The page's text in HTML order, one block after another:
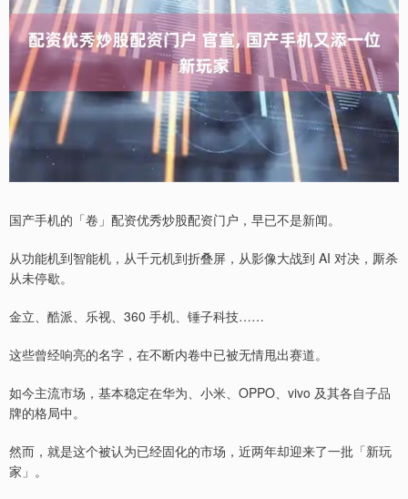
国产手机的「卷」配资优秀炒股配资门户，早已不是新闻。
从功能机到智能机，从千元机到折叠屏，从影像大战到 AI 对决，厮杀
从未停歇。
金立、酷派、乐视、360 手机、锤子科技……
这些曾经响亮的名字，在不断内卷中已被无情甩出赛道。
如今主流市场，基本稳定在华为、小米、OPPO、vivo 及其各自子品
牌的格局中。
然而，就是这个被认为已经固化的市场，近两年却迎来了一批「新玩
家」。